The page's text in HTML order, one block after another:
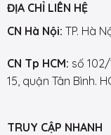
ĐỊA CHỈ LIÊN HỆ
CN Hà Nội: TP. Hà
CN Tp HCM: số
15, quận Tân Bình.
TRUY CẬP NHANH